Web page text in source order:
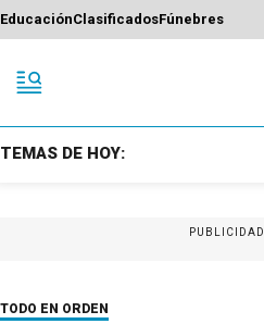
EducaciónClasificadosFúnebres
TEMAS DE HOY:
PUBLICIDAD
TODO EN ORDEN